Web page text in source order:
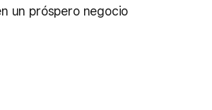
un próspero negocio